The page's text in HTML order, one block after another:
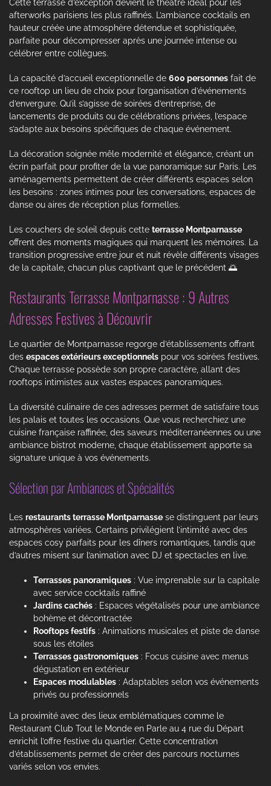
Cette terrasse d’exception devient le théâtre idéal pour les
afterworks parisiens les plus raffinés. L’ambiance cocktails en
hauteur créée une atmosphère détendue et sophistiquée,
parfaite pour décompresser après une journée intense ou
célébrer entre collègues.
La capacité d’accueil exceptionnelle de 600 personnes fait de
ce rooftop un lieu de choix pour l’organisation d’événements
d’envergure. Qu’il s’agisse de soirées d’entreprise, de
lancements de produits ou de célébrations privées, l’espace
s’adapte aux besoins spécifiques de chaque événement.
La décoration soignée mêle modernité et élégance, créant un
écrin parfait pour profiter de la vue panoramique sur Paris. Les
aménagements permettent de créer différents espaces selon
les besoins : zones intimes pour les conversations, espaces de
danse ou aires de réception plus formelles.
Les couchers de soleil depuis cette terrasse Montparnasse
offrent des moments magiques qui marquent les mémoires. La
transition progressive entre jour et nuit révèle différents visages
de la capitale, chacun plus captivant que le précédent 🌅
Restaurants Terrasse Montparnasse : 9 Autres
Adresses Festives à Découvrir
Le quartier de Montparnasse regorge d’établissements offrant
des espaces extérieurs exceptionnels pour vos soirées festives.
Chaque terrasse possède son propre caractère, allant des
rooftops intimistes aux vastes espaces panoramiques.
La diversité culinaire de ces adresses permet de satisfaire tous
les palais et toutes les occasions. Que vous recherchiez une
cuisine française raffinée, des saveurs méditerranéennes ou une
ambiance bistrot moderne, chaque établissement apporte sa
signature unique à vos événements.
Sélection par Ambiances et Spécialités
Les restaurants terrasse Montparnasse se distinguent par leurs
atmosphères variées. Certains privilégient l’intimité avec des
espaces cosy parfaits pour les dîners romantiques, tandis que
d’autres misent sur l’animation avec DJ et spectacles en live.
Terrasses panoramiques : Vue imprenable sur la capitale
avec service cocktails raffiné
Jardins cachés : Espaces végétalisés pour une ambiance
bohème et décontractée
Rooftops festifs : Animations musicales et piste de danse
sous les étoiles
Terrasses gastronomiques : Focus cuisine avec menus
dégustation en extérieur
Espaces modulables : Adaptables selon vos événements
privés ou professionnels
La proximité avec des lieux emblématiques comme le
Restaurant Club Tout le Monde en Parle au 4 rue du Départ
enrichit l’offre festive du quartier. Cette concentration
d’établissements permet de créer des parcours nocturnes
variés selon vos envies.